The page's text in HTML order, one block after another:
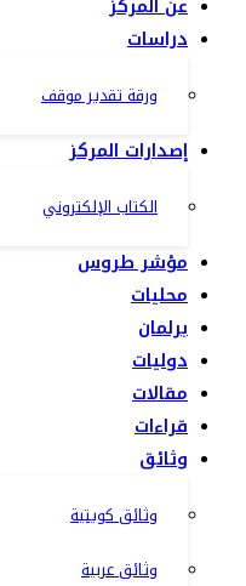
عن المركز
دراسات
ورقة تقدير موقف
إصدارات المركز
الكتاب الإلكتروني
مؤشر طروس
محليات
برلمان
دوليات
مقالات
قراءات
وثائق
وثائق كويتية
وثائق عربية